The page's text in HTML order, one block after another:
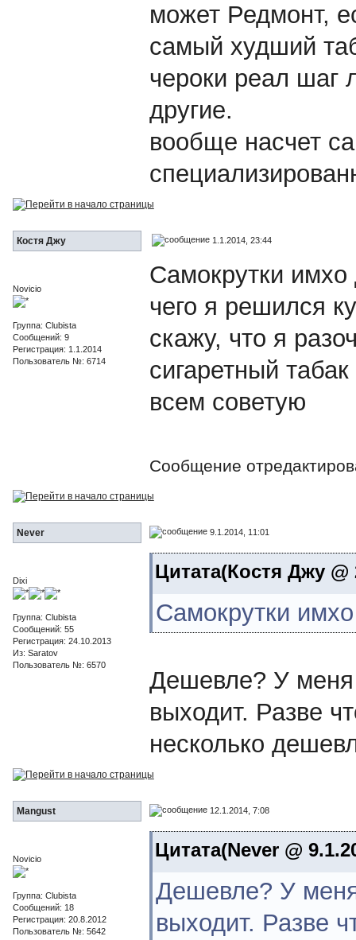
может Редмонт,
самый худший
чероки реал шаг
другие.
вообще насчет
Костя Джу 1.1.2014, 23:44
Novicio
Группа: Clubista
Сообщений: 9
Регистрация: 1.1.2014
Пользователь №: 6714
Самокрутки
чего я решился
скажу, что я
сигаретный
всем советую
Сообщение
Never 9.1.2014, 11:01
Dixi
Группа: Clubista
Сообщений: 55
Регистрация: 24.10.2013
Из: Saratov
Пользователь №: 6570
Цитата(Костя Джу @
Самокрутки
Дешевле? У меня
выходит. Разве
несколько
Mangust 12.1.2014, 7:08
Novicio
Группа: Clubista
Сообщений: 18
Регистрация: 20.8.2012
Пользователь №: 5642
Цитата(Never @
Дешевле? У
выходит. Разве